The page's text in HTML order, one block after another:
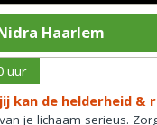
Haarlem
uur
kan de helderheid &
je lichaam serieus.